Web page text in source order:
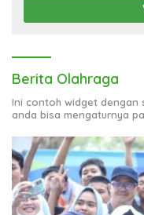
Berita Olahraga
Ini contoh widget dengan
anda bisa mengaturnya